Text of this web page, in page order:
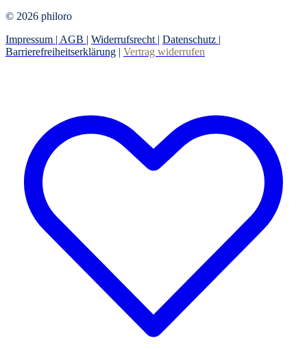
© 2026 philoro
Impressum | AGB | Widerrufsrecht | Datenschutz |
Barrierefreiheitserklärung | Vertrag widerrufen